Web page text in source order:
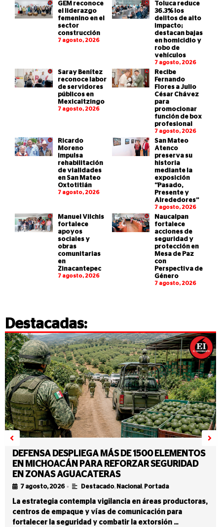
GEM reconoce
el liderazgo
femenino en el
sector
construcción
7 agosto, 2026
Toluca reduce
36.3% los
delitos de alto
impacto;
destacan bajas
en homicidio y
robo de
vehículos
7 agosto, 2026
Saray Benítez
reconoce labor
de servidores
públicos en
Mexicaltzingo
7 agosto, 2026
Recibe
Fernando
Flores a Julio
César Chávez
para
promocionar
función de box
profesional
7 agosto, 2026
Ricardo
Moreno
impulsa
rehabilitación
de vialidades
en San Mateo
Oxtotitlán
7 agosto, 2026
San Mateo
Atenco
preserva su
historia
mediante la
exposición
“Pasado,
Presente y
Alrededores”
7 agosto, 2026
Manuel Vilchis
fortalece
apoyos
sociales y
obras
comunitarias
en
Zinacantepec
7 agosto, 2026
Naucalpan
fortalece
acciones de
seguridad y
protección en
Mesa de Paz
con
Perspectiva de
Género
7 agosto, 2026
Destacadas:
DEFENSA DESPLIEGA MÁS DE 1500 ELEMENTOS
EN MICHOACÁN PARA REFORZAR SEGURIDAD
EN ZONAS AGUACATERAS
7 agosto, 2026 • Destacado, Nacional , Portada
La estrategia contempla vigilancia en áreas productoras,
centros de empaque y vías de comunicación para
fortalecer la seguridad y combatir la extorsión …